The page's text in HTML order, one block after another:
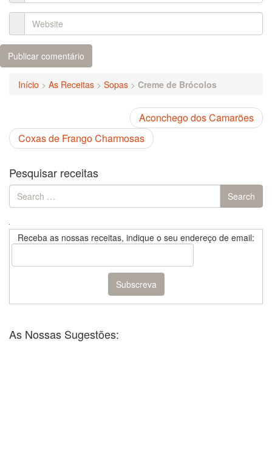
Início > As Receitas > Sopas > Creme de Brócolos
Aconchego dos Camarões
Coxas de Frango Charmosas
Pesquisar receitas
Search
for:
Search
Receba as nossas receitas, indique o seu endereço de email:
As Nossas Sugestões: